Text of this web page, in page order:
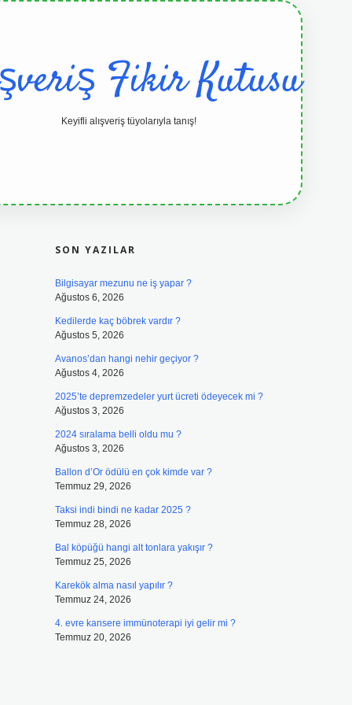
Fikir Kutusu
Keyifli alışveriş tüyolarıyla tanış!
SON YAZILAR
Bilgisayar mezunu ne iş yapar ?
Ağustos 6, 2026
Kedilerde kaç böbrek vardır ?
Ağustos 5, 2026
Avanos’dan hangi nehir geçiyor ?
Ağustos 4, 2026
2025’te depremzedeler yurt ücreti ödeyecek mi ?
Ağustos 3, 2026
2024 sıralama belli oldu mu ?
Ağustos 3, 2026
Ballon d’Or ödülü en çok kimde var ?
Temmuz 29, 2026
Taksi indi bindi ne kadar 2025 ?
Temmuz 28, 2026
Bal köpüğü hangi alt tonlara yakışır ?
Temmuz 25, 2026
Karekök alma nasıl yapılır ?
Temmuz 24, 2026
4. evre kansere immünoterapi iyi gelir mi ?
Temmuz 20, 2026